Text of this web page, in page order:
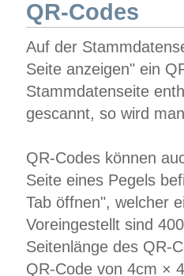
QR-Codes
Auf der
Seite anzeigen" ein
Stammdatenseite
gescannt, so wird
QR-Codes können
Seite eines Pegels
Tab öffnen", welcher
Voreingestellt sind
Seitenlänge des QR-
QR-Code von 4cm ×